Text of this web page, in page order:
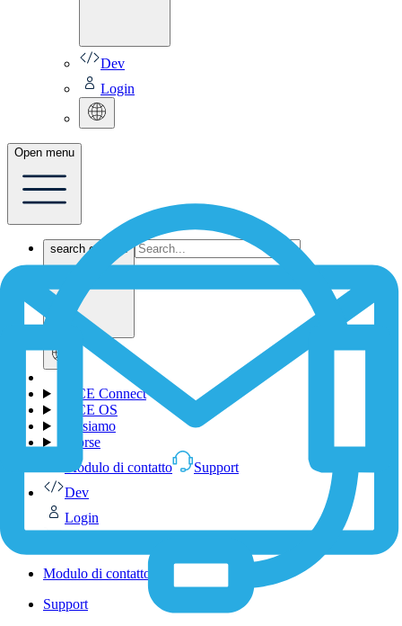
Dev
Login
Open menu
search content
1NCE Connect
1NCE OS
Chi siamo
Risorse
Modulo di contatto
Support
Dev
Login
Modulo di contatto
Support